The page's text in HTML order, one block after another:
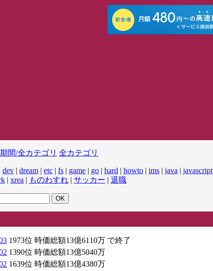
間/全カテゴリ 全カテゴリ
dev | dream | etc | fs | game | go | hard | howto | ims | java | javascript
| xrea | ものわすれ | サッカー | 退職
1973位 時価総額13億6110万 で終了
1390位 時価総額13億5040万
1639位 時価総額13億4380万